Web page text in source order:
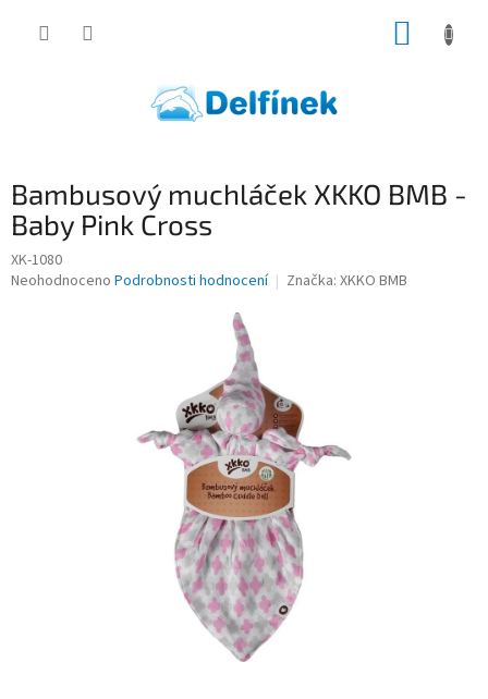
Bambusový muchláček XKKO BMB -
Baby Pink Cross
XK-1080
Průměrné
Neohodnoceno Podrobnosti hodnocení Značka: XKKO BMB